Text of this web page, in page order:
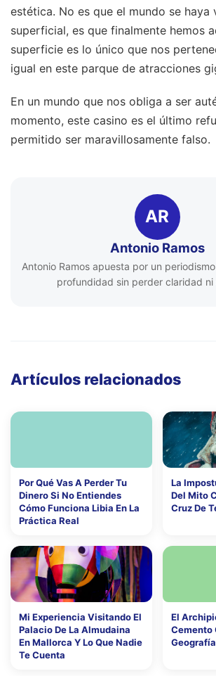
estética. No es que el mundo se haya
superficial, es que finalmente hemos
superficie es lo único que nos
igual en este parque de atracciones
En un mundo que nos obliga a ser
momento, este casino es el último
permitido ser maravillosamente falso.
AR
Antonio Ramos
Antonio Ramos apuesta por un
profundidad sin perder claridad ni
Artículos relacionados
Por Qué Vas A Perder Tu
Dinero Si No Entiendes
Cómo Funciona Libia En La
Práctica Real
La
Del Mito
Cruz De
Mi Experiencia Visitando El
Palacio De La Almudaina
En Mallorca Y Lo Que Nadie
Te Cuenta
El
Cemento